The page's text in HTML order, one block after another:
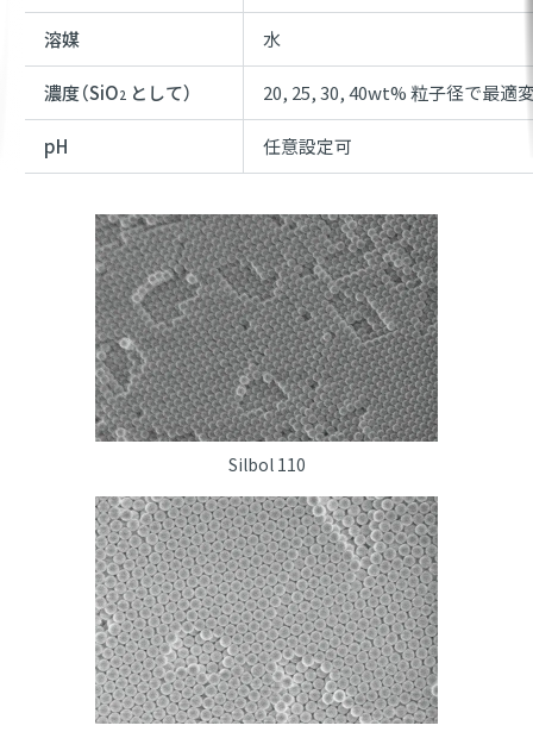
溶媒 水
濃度（SiO2 として） 20, 25, 30, 40wt% 粒子径で最適
pH 任意設定可
Silbol 110